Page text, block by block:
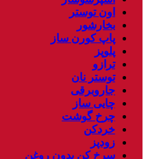
اون توستر
بخارشور
پاپ کورن ساز
پلوپز
ترازو
توستر نان
جاروبرقی
چایی ساز
چرخ گوشت
خردکن
زودپز
سرخ کن بدون روغن